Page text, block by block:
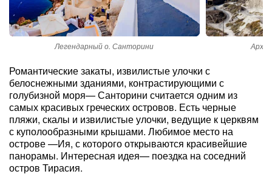
Легендарный о. Санторини
Романтические закаты, извилистые улочки с
белоснежными зданиями, контрастирующими с
голубизной моря— Санторини считается одним из
самых красивых греческих островов. Есть черные
пляжи, скалы и извилистые улочки, ведущие к церквям
с куполообразными крышами. Любимое место на
острове —Ия, с которого открываются красивейшие
панорамы. Интересная идея— поездка на соседний
остров Тирасия.